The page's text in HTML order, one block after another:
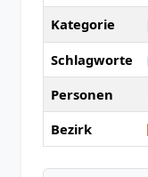
Kategorie
Schlagworte
Personen
Bezirk